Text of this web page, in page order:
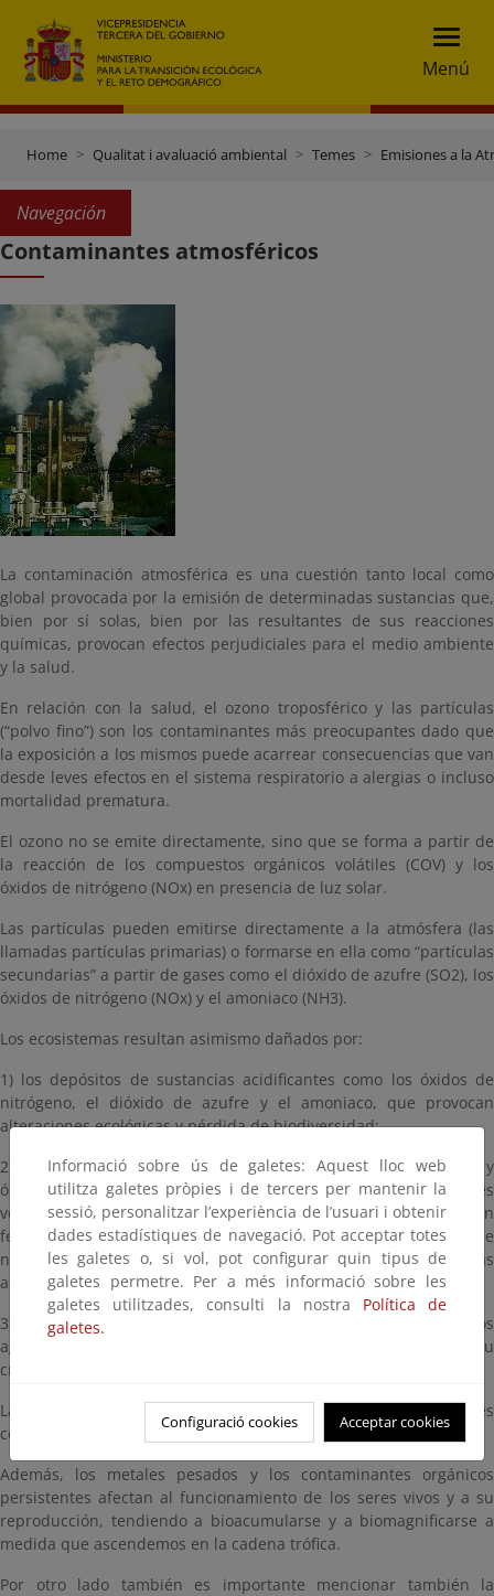
Menú
Home Qualitat i avaluació ambiental Temes Emisiones a la
Navegación
Contaminantes atmosféricos
La contaminación atmosférica es una cuestión tanto local como
global provocada por la emisión de determinadas sustancias que,
bien por sí solas, bien por las resultantes de sus reacciones
químicas, provocan efectos perjudiciales para el medio ambiente
y la salud.
En relación con la salud, el ozono troposférico y las partículas
(“polvo fino”) son los contaminantes más preocupantes dado que
la exposición a los mismos puede acarrear consecuencias que van
desde leves efectos en el sistema respiratorio a alergias o incluso
mortalidad prematura.
El ozono no se emite directamente, sino que se forma a partir de
la reacción de los compuestos orgánicos volátiles (COV) y los
óxidos de nitrógeno (NOx) en presencia de luz solar.
Las partículas pueden emitirse directamente a la atmósfera (las
llamadas partículas primarias) o formarse en ella como “partículas
secundarias” a partir de gases como el dióxido de azufre (SO2), los
óxidos de nitrógeno (NOx) y el amoniaco (NH3).
Los ecosistemas resultan asimismo dañados por:
1) los depósitos de sustancias acidificantes como los óxidos de
nitrógeno, el dióxido de azufre y el amoniaco, que provocan
alteraciones ecológicas y pérdida de biodiversidad;
2) el exceso de nutrientes de nitrógeno en forma de amoniaco y
óxidos de nitrógeno, que pueden perturbar a las comunidades
vegetales y filtrarse a las aguas dulces, lo que provoca un
fenómeno denominado “Eutrofización” generado por un exceso de
nutrientes que genera una alteración de los ecosistemas
acuáticos, y una pérdida de su biodiversidad;
3) el ozono troposférico, que ocasiona daños físicos a los cultivos
agrícolas, los bosques y las plantas, además de frenar su
crecimiento.
La contaminación atmosférica también deteriora los materiales
con la consiguiente degradación de edificios y monumentos.
Además, los metales pesados y los contaminantes orgánicos
persistentes afectan al funcionamiento de los seres vivos y a su
reproducción, tendiendo a bioacumularse y a biomagnificarse a
medida que ascendemos en la cadena trófica.
Por otro lado también es importante mencionar también la
Informació sobre ús de galetes: Aquest lloc web
utilitza galetes pròpies i de tercers per mantenir la
sessió, personalitzar l’experiència de l’usuari i obtenir
dades estadístiques de navegació. Pot acceptar totes
les galetes o, si vol, pot configurar quin tipus de
galetes permetre. Per a més informació sobre les
galetes utilitzades, consulti la nostra Política de
galetes.
Configuració cookies Acceptar cookies